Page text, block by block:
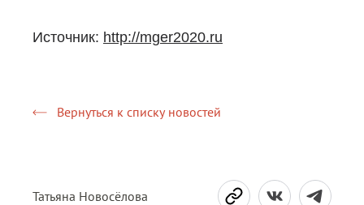
Источник: http://mger2020.ru
Вернуться к списку новостей
Татьяна Новосёлова